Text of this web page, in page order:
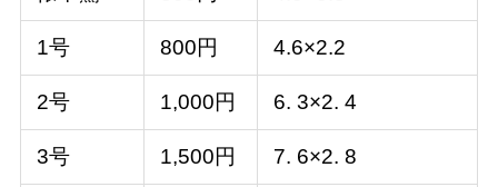
1号 800円 4.6×2.2
2号 1,000円 6. 3×2. 4
3号 1,500円 7. 6×2. 8